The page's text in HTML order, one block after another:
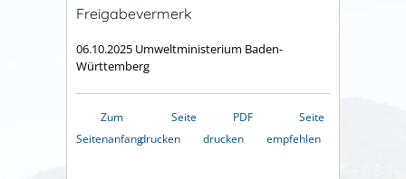
Freigabevermerk
06.10.2025 Umweltministerium Baden-
Württemberg
Zum
Seitenanfang
Seite
drucken
PDF
drucken
Seite
empfehlen